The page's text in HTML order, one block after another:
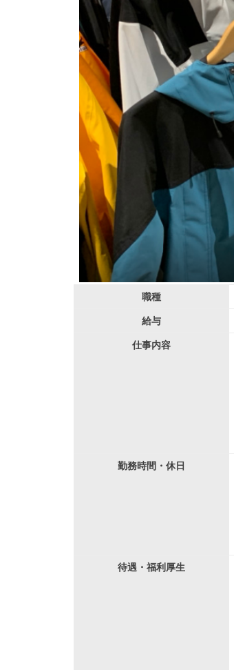
職種
給与
仕事内容
勤務時間・休日
待遇・福利厚生